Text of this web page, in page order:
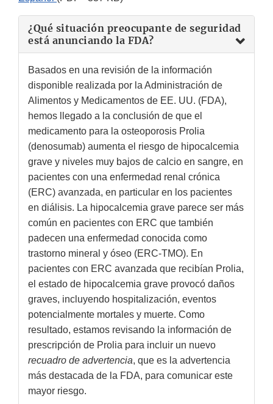
¿Qué situación preocupante de seguridad
está anunciando la FDA?
Basados en una revisión de la información
disponible realizada por la Administración de
Alimentos y Medicamentos de EE. UU. (FDA),
hemos llegado a la conclusión de que el
medicamento para la osteoporosis Prolia
(denosumab) aumenta el riesgo de hipocalcemia
grave y niveles muy bajos de calcio en sangre, en
pacientes con una enfermedad renal crónica
(ERC) avanzada, en particular en los pacientes
en diálisis. La hipocalcemia grave parece ser más
común en pacientes con ERC que también
padecen una enfermedad conocida como
trastorno mineral y óseo (ERC-TMO). En
pacientes con ERC avanzada que recibían Prolia,
el estado de hipocalcemia grave provocó daños
graves, incluyendo hospitalización, eventos
potencialmente mortales y muerte. Como
resultado, estamos revisando la información de
prescripción de Prolia para incluir un nuevo
recuadro de advertencia, que es la advertencia
más destacada de la FDA, para comunicar este
mayor riesgo.